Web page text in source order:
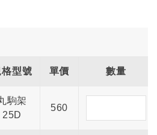
格型號 單價 數量
駒架
25D
560